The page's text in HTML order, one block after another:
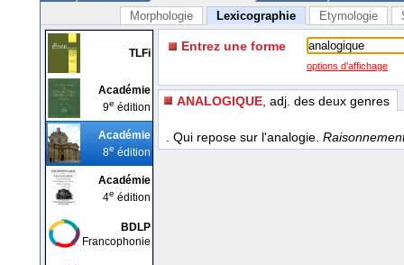
Morphologie Lexicographie Etymologie
TLFi
Académie
9e édition
Académie
8e édition
Académie
4e édition
BDLP
Francophonie
Entrez une forme
options d'affichage
ANALOGIQUE , adj. des deux genres
. Qui repose sur l'analogie.